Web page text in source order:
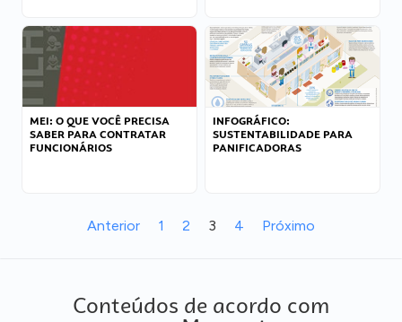
MEI: O QUE VOCÊ PRECISA
SABER PARA CONTRATAR
FUNCIONÁRIOS
INFOGRÁFICO:
SUSTENTABILIDADE PARA
PANIFICADORAS
Anterior 1 2 3 4 Próximo
Conteúdos de acordo com